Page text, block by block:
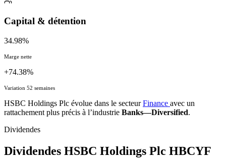
Capital & détention
34.98%
Marge nette
+74.38%
Variation 52 semaines
HSBC Holdings Plc évolue dans le secteurFinance avec un
rattachement plus précis à l’industrie Banks—Diversified.
Dividendes
Dividendes HSBC Holdings Plc HBCYF